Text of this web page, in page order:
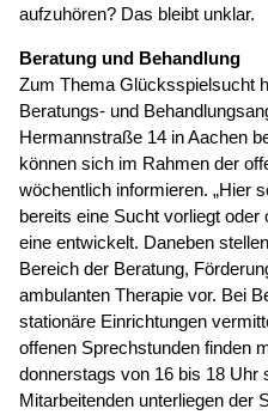
aufzuhören? Das bleibt unklar.
Beratung und Behandlung
Zum Thema Glücksspielsucht
Beratungs- und
Hermannstraße 14 in Aachen
können sich im Rahmen der
wöchentlich informieren. „Hier
bereits eine Sucht vorliegt
eine entwickelt. Daneben
Bereich der Beratung,
ambulanten Therapie vor. Bei
stationäre Einrichtungen
offenen Sprechstunden finden
donnerstags von 16 bis 18 Uhr
Mitarbeitenden unterliegen der